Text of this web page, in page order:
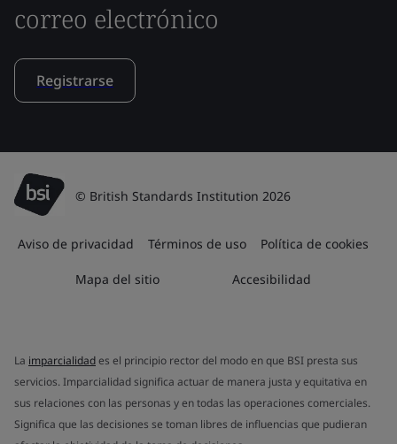
correo electrónico
Registrarse
© British Standards Institution 2026
Aviso de privacidad Términos de uso Política de cookies
Mapa del sitio Accesibilidad
La imparcialidades el principio rector del modo en que BSI presta sus
servicios. Imparcialidad significa actuar de manera justa y equitativa en
sus relaciones con las personas y en todas las operaciones comerciales.
Significa que las decisiones se toman libres de influencias que pudieran